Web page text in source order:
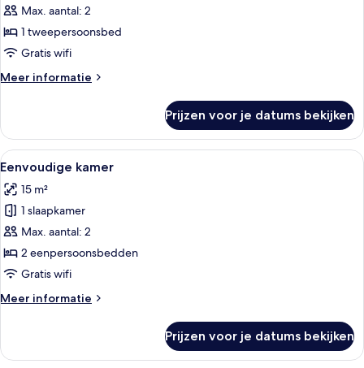
tweepersoonskamer
laden
Max. aantal: 2
1 tweepersoonsbed
Gratis wifi
Meer informatie
Meer
tweepersoonskamer
Prijzen voor je datums bekijken
Alle
foto's
voor
Eenvoudige
kamer
laden
Een hotelkamer met een groot bed,
19
Eenvoudige kamer
15 m²
1 slaapkamer
Max. aantal: 2
2 eenpersoonsbedden
Gratis wifi
Meer informatie
Meer
kamer
Prijzen voor je datums bekijken